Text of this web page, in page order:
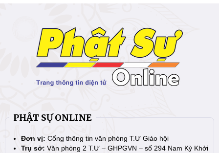
PHẬT SỰ ONLINE
Đơn vị: Cổng thông tin văn phòng T.Ư Giáo hội
Trụ sở: Văn phòng 2 T.Ư – GHPGVN – số 294 Nam Kỳ Khởi